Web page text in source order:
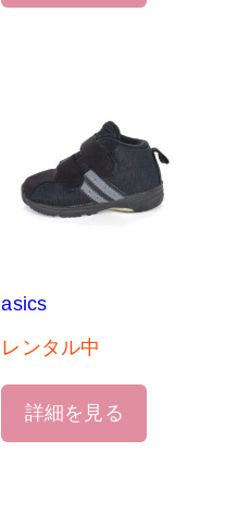
asics
レンタル中
詳細を見る